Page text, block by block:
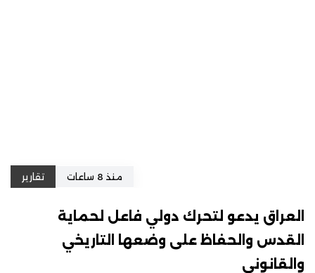
منذ 8 ساعات تقارير
العراق يدعو لتحرك دولي فاعل لحماية
القدس والحفاظ على وضعها التاريخي
والقانوني